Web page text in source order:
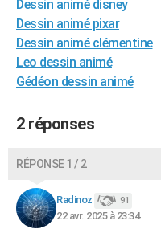
Bricolage
Lifestyle
Culture
Sport
Auto
Television
Voyage
Cinema
Dessin animé disney
Dessin animé pixar
Dessin animé clémentine
Leo dessin animé
Gédéon dessin animé
2 réponses
RÉPONSE 1 / 2
Radinoz 91
22 avr. 2025 à 23:34